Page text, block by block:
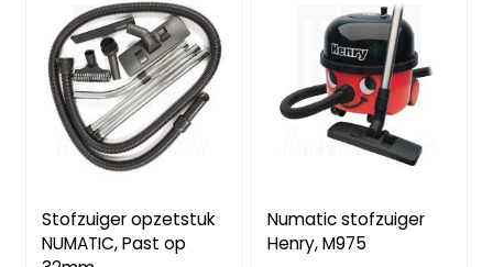
Stofzuiger opzetstuk
NUMATIC, Past op
Numatic stofzuiger
Henry, M975